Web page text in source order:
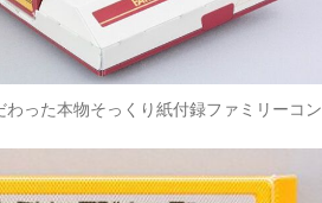
った本物そっくり紙付録ファミリーコン